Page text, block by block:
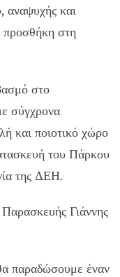
αναψυχής και
προσθήκη στη
στο
σύγχρονα
και ποιοτικό χώρο
του Πάρκου
της ΔΕΗ.
Γιάννης
παραδώσουμε έναν